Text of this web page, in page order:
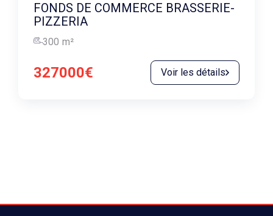
FONDS DE COMMERCE BRASSERIE-
PIZZERIA
300 m²
327000€ Voir les détails